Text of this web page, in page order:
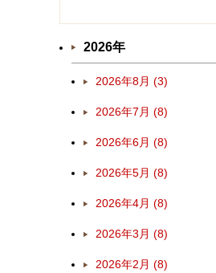
2026年
2026年8月 (3)
2026年7月 (8)
2026年6月 (8)
2026年5月 (8)
2026年4月 (8)
2026年3月 (8)
2026年2月 (8)